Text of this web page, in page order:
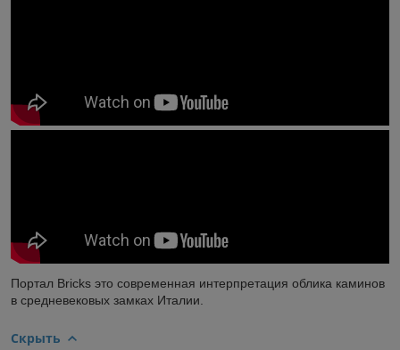
Портал Bricks это современная интерпретация облика каминов
в средневековых замках Италии.
Скрыть